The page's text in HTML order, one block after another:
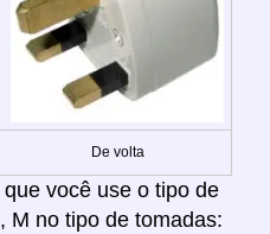
De volta
você use o tipo de
M no tipo de tomadas: